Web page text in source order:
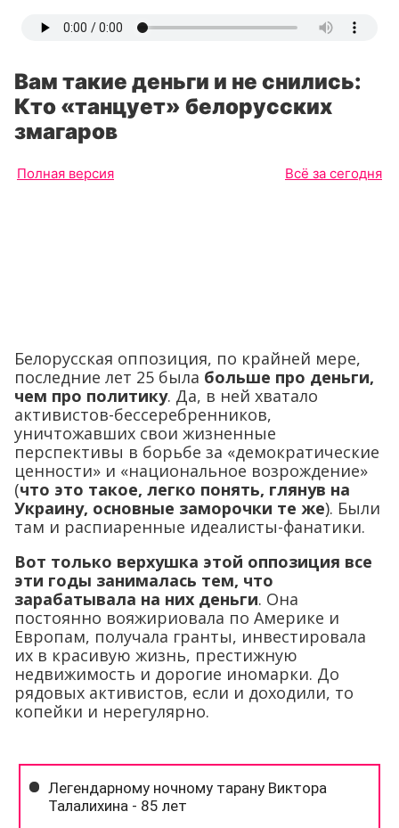
Вам такие деньги и не снились:
Кто «танцует» белорусских
змагаров
Полная версия Всё за сегодня
Белорусская оппозиция, по крайней мере,
последние лет 25 была больше про деньги,
чем про политику. Да, в ней хватало
активистов-бессеребренников,
уничтожавших свои жизненные
перспективы в борьбе за «демократические
ценности» и «национальное возрождение»
(что это такое, легко понять, глянув на
Украину, основные заморочки те же). Были
там и распиаренные идеалисты-фанатики.
Вот только верхушка этой оппозиция все
эти годы занималась тем, что
зарабатывала на них деньги. Она
постоянно вояжириовала по Америке и
Европам, получала гранты, инвестировала
их в красивую жизнь, престижную
недвижимость и дорогие иномарки. До
рядовых активистов, если и доходили, то
копейки и нерегулярно.